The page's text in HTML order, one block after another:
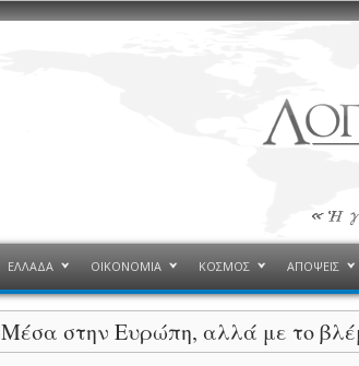
ΕΛΛΑΔΑ ΟΙΚΟΝΟΜΙΑ ΚΟΣΜΟΣ ΑΠΟΨΕΙΣ
Μέσα στην Ευρώπη, αλλά με το